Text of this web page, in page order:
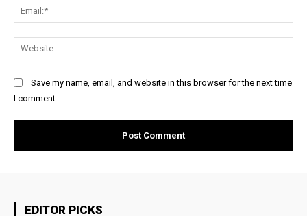
Save my name, email, and website in this browser for the next time
I comment.
EDITOR PICKS